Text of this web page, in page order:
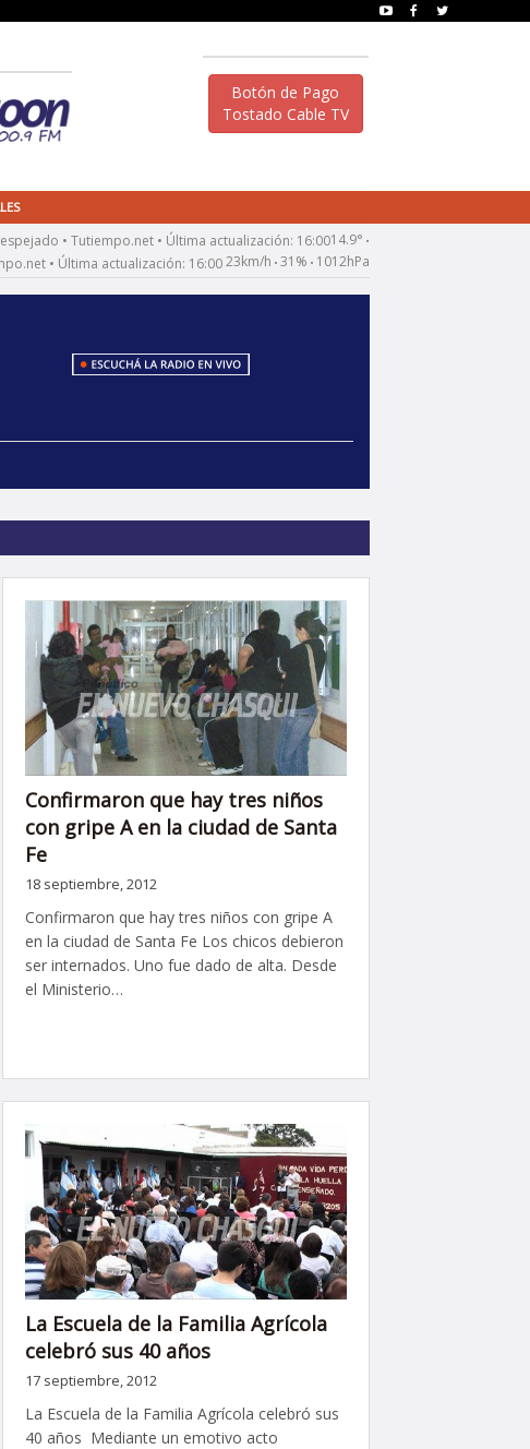
Botón de Pago
Tostado Cable TV
14.9° •
23km/h • 31% • 1012hPa
Confirmaron que hay tres niños
con gripe A en la ciudad de Santa
Fe
18 septiembre, 2012
Confirmaron que hay tres niños con gripe A
en la ciudad de Santa Fe Los chicos debieron
ser internados. Uno fue dado de alta. Desde
el Ministerio…
La Escuela de la Familia Agrícola
celebró sus 40 años
17 septiembre, 2012
La Escuela de la Familia Agrícola celebró sus
40 años Mediante un emotivo acto